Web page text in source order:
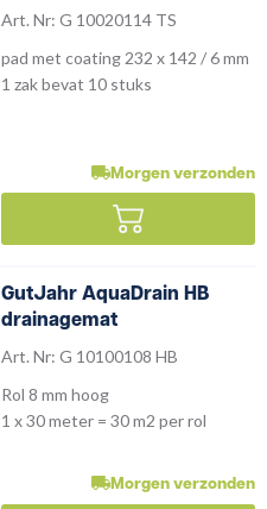
Art. Nr: G 10020114 TS
pad met coating 232 x 142 / 6 mm
1 zak bevat 10 stuks
Morgen verzonden
GutJahr AquaDrain HB
drainagemat
Art. Nr: G 10100108 HB
Rol 8 mm hoog
1 x 30 meter = 30 m2 per rol
Morgen verzonden